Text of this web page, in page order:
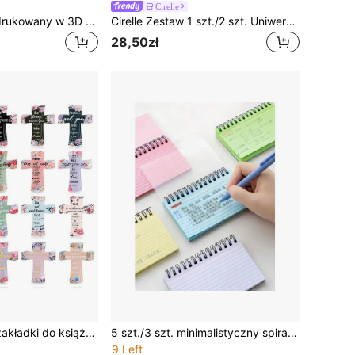
Joivida Uroczy, drukowany w 3D uchwyt na zakładkę do książki, plastikowy pojemnik na zakładki z dopaminą, odpowiedni do artykułów papierniczych na biurko, biurek do nauki w domu, akcesoriów do czytania, do zaznaczania stron, notatek do czytania, dekoracyjny pojemnik na artykuły papiernicze na biurko, z trójwymiarowym wytłoczonym napisem "zakładka", odpowiedni na prezenty urodzinowe z okazji powrotu do szkoły, prezenty świąteczne
Cirelle
Cirelle Zestaw 1 szt./2 szt. Uniwersalny rozmiar Wytrzymały metalowy drut Odporny na rdzę Antypoślizgowa stabilna podstawa Wielofunkcyjny uchwyt na karty i zdjęcia Pusty kształt liścia Monstera w kolorze tropikalnym Złoty i różowo-złoty Klips na notatki na biurko Stojak na zdjęcia Do domu, biura, sypialni, wesela, bankietów, codziennego użytku Dla pracowników biurowych, kobiet Na parapetówkę Urodziny, prezenty świąteczne Estetyczna dekoracja biurka w stylu boho Tropikalny wystrój domu Akcesoria biurowe Uroczy organizer na biurko
28,50zł
4 magnetyczne zakładki do książek z wersetami biblijnymi i klipsami, inspirujące magnetyczne zakładki z cytatami, kwiatowe znaczniki do papieru, odpowiednie dla kobiet, studentów i miłośników książek | Artykuły szkolne i zestaw upominkowy, 1 opakowanie
5 szt./3 szt. minimalistyczny spiralny notatnik z kolorowymi stronami wewnętrznymi, odrywanym wiązaniem, losowy kolor, artykuły biurowe, dziennik, notatnik papierniczy na powrót do szkoły
9 Left